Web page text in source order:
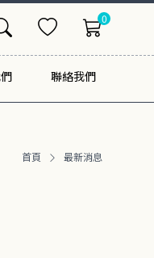
0
聯絡我們
首頁 最新消息